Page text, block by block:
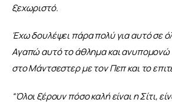
ξεχωριστό.
Έχω δουλέψει πάρα πολύ για αυτό σε
Αγαπώ αυτό το άθλημα και
στο Μάντσεστερ με τον Πεπ και το
“Όλοι ξέρουν πόσο καλή είναι η Σίτι,